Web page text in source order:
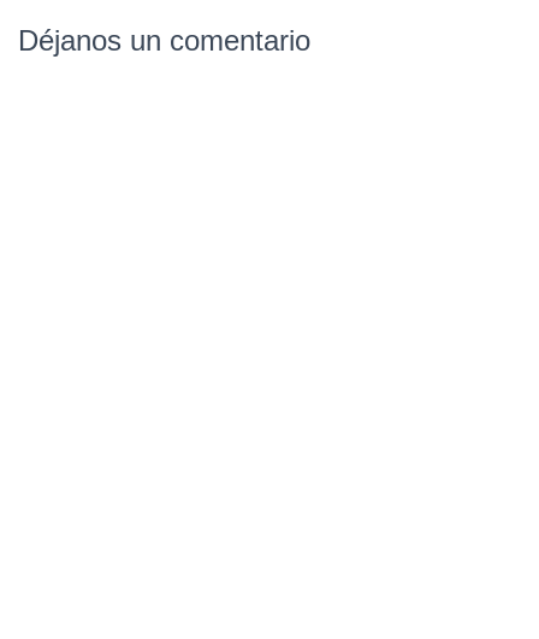
Déjanos un comentario